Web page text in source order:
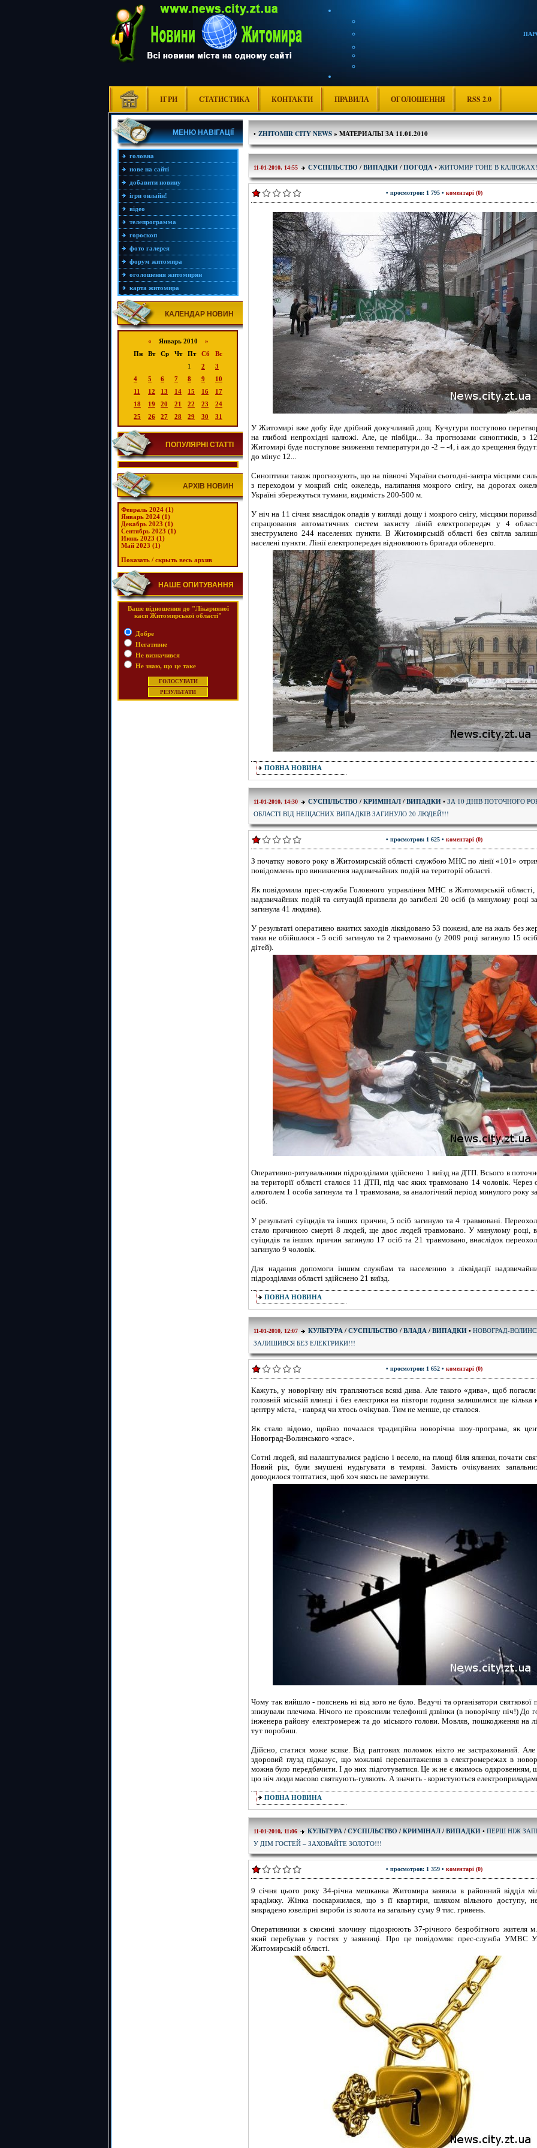
ІГРИ СТАТИСТИКА КОНТАКТИ ПРАВИЛА ОГОЛОШЕННЯ RSS 2.0
МЕНЮ НАВІГАЦІЇ
головна
нове на сайті
добавити новину
ігри онлайн!
відео
телепрограмма
гороскоп
фото галерея
форум житомира
оголошення житомирян
карта житомира
КАЛЕНДАР НОВИН
« Январь 2010 »
Пн
Вт Ср Чт Пт Сб
Вс
1
2
3
4
5 6 7 8 9
10
11
12 13 14 15 16
17
18
19 20 21 22 23
24
25
26 27 28 29 30 31
ПОПУЛЯРНІ СТАТТІ
АРХІВ НОВИН
Февраль 2024 (1)
Январь 2024 (1)
Декабрь 2023 (1)
Сентябрь 2023 (1)
Июнь 2023 (1)
Май 2023 (1)
Показать / скрыть весь архив
НАШЕ ОПИТУВАННЯ
Ваше відношення до "Лікарняної
каси Житомирської області"
Добре
Негативне
Не визначився
Не знаю, що це таке
• ZHITOMIR CITY NEWS» МАТЕРИАЛЫ ЗА 11.01.2010
11-01-2010, 14:55 СУСПІЛЬСТВО / ВИПАДКИ / ПОГОДА • ЖИТОМИР ТОНЕ В
• просмотров: 1 795 • коментарі (0)
У Житомирі вже добу йде дрібний докучливий дощ. Кучугури поступово
на глибокі непрохідні калюжі. Але, це півбіди... За прогнозами синоптиків, з
Житомирі буде поступове зниження температури до -2 – -4, і аж до хрещення
до мінус 12...
Синоптики також прогнозують, що на півночі України сьогодні-завтра місцями
з переходом у мокрий сніг, ожеледь, налипання мокрого снігу, на дорогах
Україні збережуться тумани, видимість 200-500 м.
У ніч на 11 січня внаслідок опадів у вигляді дощу і мокрого снігу, місцями
спрацювання автоматичних систем захисту ліній електропередач у 4
знеструмлено 244 населених пункти. В Житомирській області без світла
населені пункти. Лінії електропередач відновлюють бригади обленерго.
ПОВНА НОВИНА
11-01-2010, 14:30 СУСПІЛЬСТВО / КРИМІНАЛ / ВИПАДКИ • ЗА 10 ДНІВ ПОТОЧНОГО
ОБЛАСТІ ВІД НЕЩАСНИХ ВИПАДКІВ ЗАГИНУЛО 20 ЛЮДЕЙ!!!
• просмотров: 1 625 • коментарі (0)
З початку нового року в Житомирській області службою МНС по лінії «101»
повідомлень про виникнення надзвичайних подій на території області.
Як повідомила прес-служба Головного управління МНС в Житомирській області,
надзвичайних подій та ситуацій призвели до загибелі 20 осіб (в минулому році
загинула 41 людина).
У результаті оперативно вжитих заходів ліквідовано 53 пожежі, але на жаль без
таки не обійшлося - 5 осіб загинуло та 2 травмовано (у 2009 році загинуло 15
дітей).
Оперативно-рятувальними підрозділами здійснено 1 виїзд на ДТП. Всього в
на території області сталося 11 ДТП, під час яких травмовано 14 чоловік. Через
алкоголем 1 особа загинула та 1 травмована, за аналогічний період минулого року
осіб.
У результаті суїцидів та інших причин, 5 осіб загинуло та 4 травмовані.
стало причиною смерті 8 людей, ще двоє людей травмовано. У минулому році,
суїцидів та інших причин загинуло 17 осіб та 21 травмовано, внаслідок
загинуло 9 чоловік.
Для надання допомоги іншим службам та населенню з ліквідації
підрозділами області здійснено 21 виїзд.
ПОВНА НОВИНА
11-01-2010, 12:07 КУЛЬТУРА / СУСПІЛЬСТВО / ВЛАДА / ВИПАДКИ • НОВОГРАД-
ЗАЛИШИВСЯ БЕЗ ЕЛЕКТРИКИ!!!
• просмотров: 1 652 • коментарі (0)
Кажуть, у новорічну ніч трапляються всякі дива. Але такого «дива», щоб погасли
головній міській ялинці і без електрики на півтори години залишилися ще кілька
центру міста, - навряд чи хтось очікував. Тим не менше, це сталося.
Як стало відомо, щойно почалася традиційна новорічна шоу-програма, як
Новоград-Волинського «згас».
Сотні людей, які налаштувалися радісно і весело, на площі біля ялинки, почати
Новий рік, були змушені нудьгувати в темряві. Замість очікуваних
доводилося топтатися, щоб хоч якось не замерзнути.
Чому так вийшло - пояснень ні від кого не було. Ведучі та організатори святкової
знизували плечима. Нічого не прояснили телефонні дзвінки (в новорічну ніч!) До
інженера району електромереж та до міського голови. Мовляв, пошкодження на
тут поробиш.
Дійсно, статися може всяке. Від раптових поломок ніхто не застрахований. Але
здоровий глузд підказує, що можливі перевантаження в електромережах в
можна було передбачити. І до них підготуватися. Це ж не є якимось одкровенням,
цю ніч люди масово святкують-гуляють. А значить - користуються
ПОВНА НОВИНА
11-01-2010, 11:06 КУЛЬТУРА / СУСПІЛЬСТВО / КРИМІНАЛ / ВИПАДКИ • ПЕРШ НІЖ
У ДІМ ГОСТЕЙ – ЗАХОВАЙТЕ ЗОЛОТО!!!
• просмотров: 1 359 • коментарі (0)
9 січня цього року 34-річна мешканка Житомира заявила в районний відділ
крадіжку. Жінка поскаржилася, що з її квартири, шляхом вільного доступу,
викрадено ювелірні вироби із золота на загальну суму 9 тис. гривень.
Оперативники в скоєнні злочину підозрюють 37-річного безробітного жителя
який перебував у гостях у заявниці. Про це повідомляє прес-служба УМВС
Житомирській області.